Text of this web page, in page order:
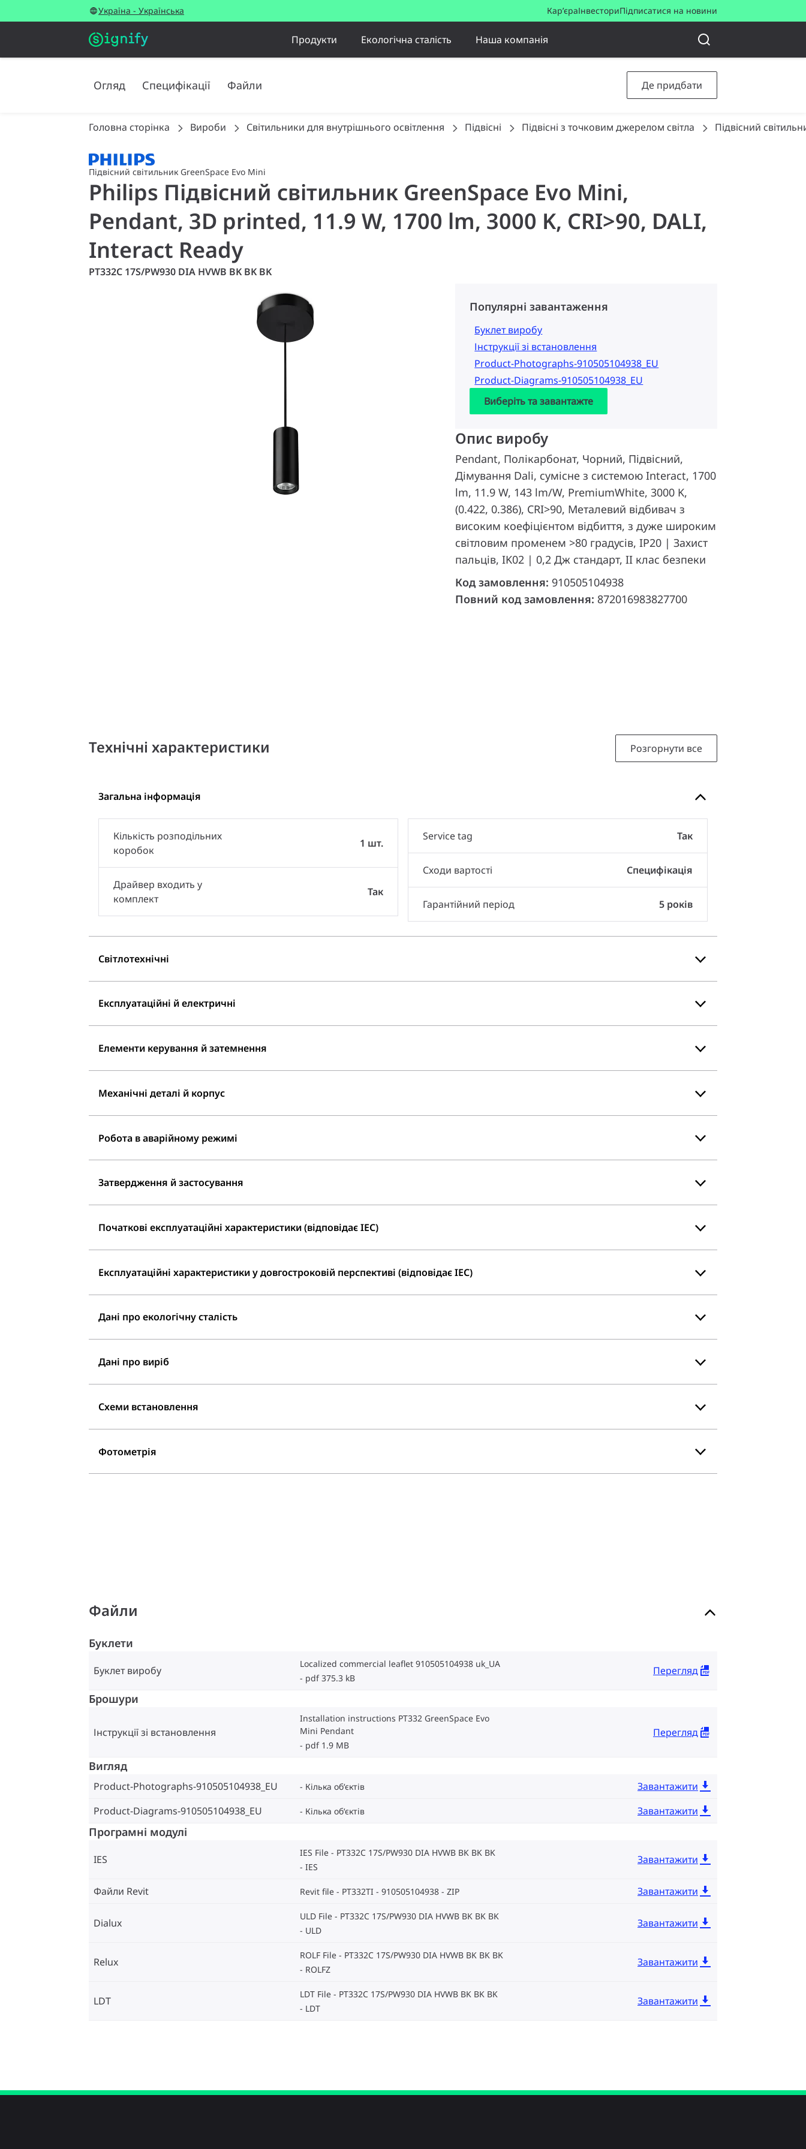
Україна - Українська Кар’єраІнвесториПідписатися на новини
Продукти Екологічна сталість Наша компанія
Огляд Специфікації Файли Де придбати
Головна сторінка Вироби Світильники для внутрішнього освітлення Підвісні Підвісні з точковим джерелом світла Підвісний
Підвісний світильник GreenSpace Evo Mini
Philips Підвісний світильник GreenSpace Evo Mini,
Pendant, 3D printed, 11.9 W, 1700 lm, 3000 K, CRI>90, DALI,
Interact Ready
PT332C 17S/PW930 DIA HVWB BK BK BK
Популярні завантаження
Буклет виробу
Інструкції зі встановлення
Product-Photographs-910505104938_EU
Product-Diagrams-910505104938_EU
Виберіть та завантажте
Опис виробу
Pendant, Полікарбонат, Чорний, Підвісний,
Дімування Dali, сумісне з системою Interact, 1700
lm, 11.9 W, 143 lm/W, PremiumWhite, 3000 K,
(0.422, 0.386), CRI>90, Металевий відбивач з
високим коефіцієнтом відбиття, з дуже широким
світловим променем >80 градусів, IP20 | Захист
пальців, IK02 | 0,2 Дж стандарт, II клас безпеки
Код замовлення: 910505104938
Повний код замовлення: 872016983827700
Технічні характеристики Розгорнути все
Загальна інформація
Кількість розподільних
коробок
1 шт.
Драйвер входить у
комплект
Так
Service tag Так
Сходи вартості Специфікація
Гарантійний період 5 років
Світлотехнічні
Експлуатаційні й електричні
Елементи керування й затемнення
Механічні деталі й корпус
Робота в аварійному режимі
Затвердження й застосування
Початкові експлуатаційні характеристики (відповідає IEC)
Експлуатаційні характеристики у довгостроковій перспективі (відповідає IEC)
Дані про екологічну сталість
Дані про виріб
Схеми встановлення
Фотометрія
Файли
Буклети
Буклет виробу
Localized commercial leaflet 910505104938 uk_UA
pdf 375.3 kB
Перегляд
Брошури
Інструкції зі встановлення
Installation instructions PT332 GreenSpace Evo
Mini Pendant
pdf 1.9 MB
Перегляд
Вигляд
Product-Photographs-910505104938_EU Кілька об‘єктів
Завантажити
Product-Diagrams-910505104938_EU
Кілька об‘єктів Завантажити
Програмні модулі
IES
IES File - PT332C 17S/PW930 DIA HVWB BK BK BK
IES
Завантажити
Файли Revit Revit file - PT332TI - 910505104938 ZIP Завантажити
Dialux
ULD File - PT332C 17S/PW930 DIA HVWB BK BK BK
ULD
Завантажити
Relux
ROLF File - PT332C 17S/PW930 DIA HVWB BK BK BK
ROLFZ
Завантажити
LDT
LDT File - PT332C 17S/PW930 DIA HVWB BK BK BK
LDT
Завантажити